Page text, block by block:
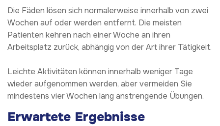
Die Fäden lösen sich normalerweise innerhalb von zwei
Wochen auf oder werden entfernt. Die meisten
Patienten kehren nach einer Woche an ihren
Arbeitsplatz zurück, abhängig von der Art ihrer Tätigkeit.
Leichte Aktivitäten können innerhalb weniger Tage
wieder aufgenommen werden, aber vermeiden Sie
mindestens vier Wochen lang anstrengende Übungen.
Erwartete Ergebnisse